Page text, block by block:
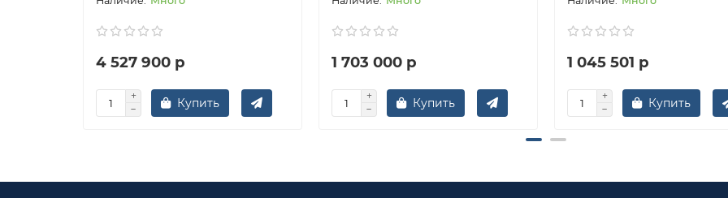
4 527 900 р
Купить
1 703 000 р
Купить
1 045 501 р
Купить